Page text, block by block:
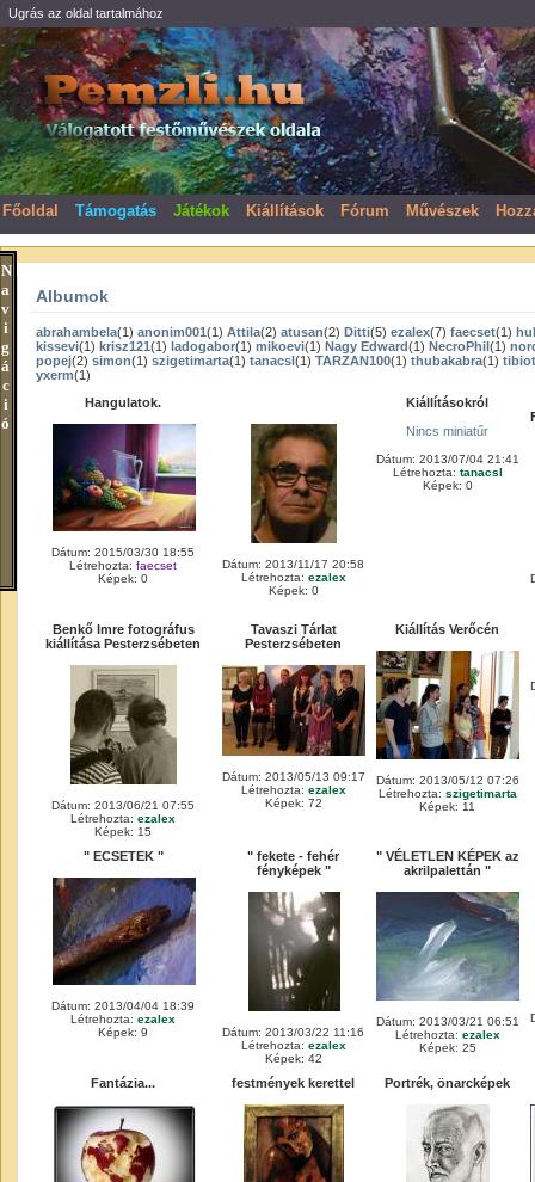
N
a
v
i
g
á
c
i
ó
Ugrás az oldal tartalmához
Főoldal Támogatás Játékok Kiállítások Fórum Művészek
Albumok
abrahambela(1) anonim001(1) Attila(2) atusan(2) Ditti(5) ezalex(7) faecset(1)
kissevi(1) krisz121(1) ladogabor(1) mikoevi(1) Nagy Edward(1) NecroPhil(1)
popej(2) simon(1) szigetimarta(1) tanacsl(1) TARZAN100(1) thubakabra(1)
yxerm(1)
Hangulatok.
Dátum: 2015/03/30 18:55
Létrehozta:faecset
Képek: 0
Dátum: 2013/11/17 20:58
Létrehozta: ezalex
Képek: 0
Kiállításokról
Nincs miniatűr
Dátum: 2013/07/04 21:41
Létrehozta: tanacsl
Képek: 0
Benkő Imre fotográfus
kiállítása Pesterzsébeten
Dátum: 2013/06/21 07:55
Létrehozta:ezalex
Képek: 15
Tavaszi Tárlat
Pesterzsébeten
Dátum: 2013/05/13 09:17
Létrehozta: ezalex
Képek: 72
Kiállítás Verőcén
Dátum: 2013/05/12 07:26
Létrehozta: szigetimarta
Képek: 11
" ECSETEK "
Dátum: 2013/04/04 18:39
Létrehozta:ezalex
Képek: 9
" fekete - fehér
fényképek "
Dátum: 2013/03/22 11:16
Létrehozta: ezalex
Képek: 42
" VÉLETLEN KÉPEK az
akrilpalettán "
Dátum: 2013/03/21 06:51
Létrehozta: ezalex
Képek: 25
Fantázia... festmények kerettel Portrék, önarcképek